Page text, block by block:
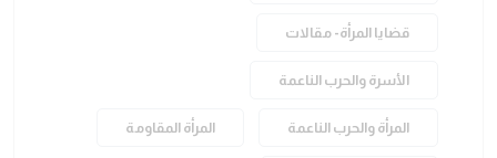
قضايا المرأة- مقالات
الأسرة والحرب الناعمة
المرأة والحرب الناعمة المرأة المقاومة